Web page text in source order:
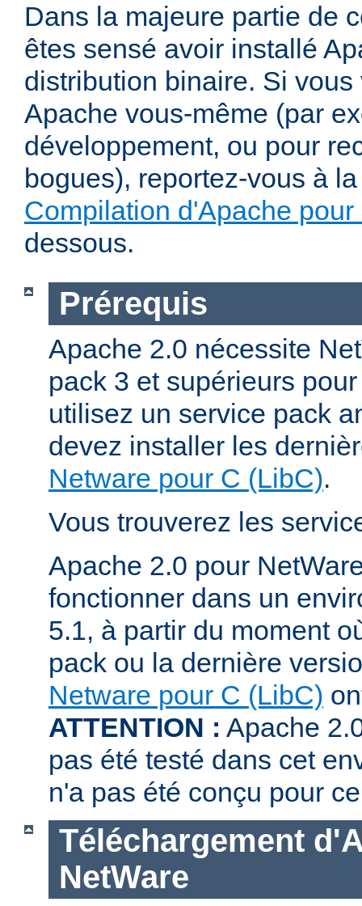
Dans la majeure partie de
êtes sensé avoir installé
distribution binaire. Si
Apache vous-même (par
développement, ou pour
bogues), reportez-vous à
Compilation d'Apache
dessous.
Prérequis
Apache 2.0 nécessite
pack 3 et supérieurs
utilisez un service pack
devez installer les
Netware pour C (LibC).
Vous trouverez les
Apache 2.0 pour
fonctionner dans un
5.1, à partir du moment
pack ou la dernière
Netware pour C (LibC)
ATTENTION : Apache
pas été testé dans cet
n'a pas été conçu pour
Téléchargement
NetWare